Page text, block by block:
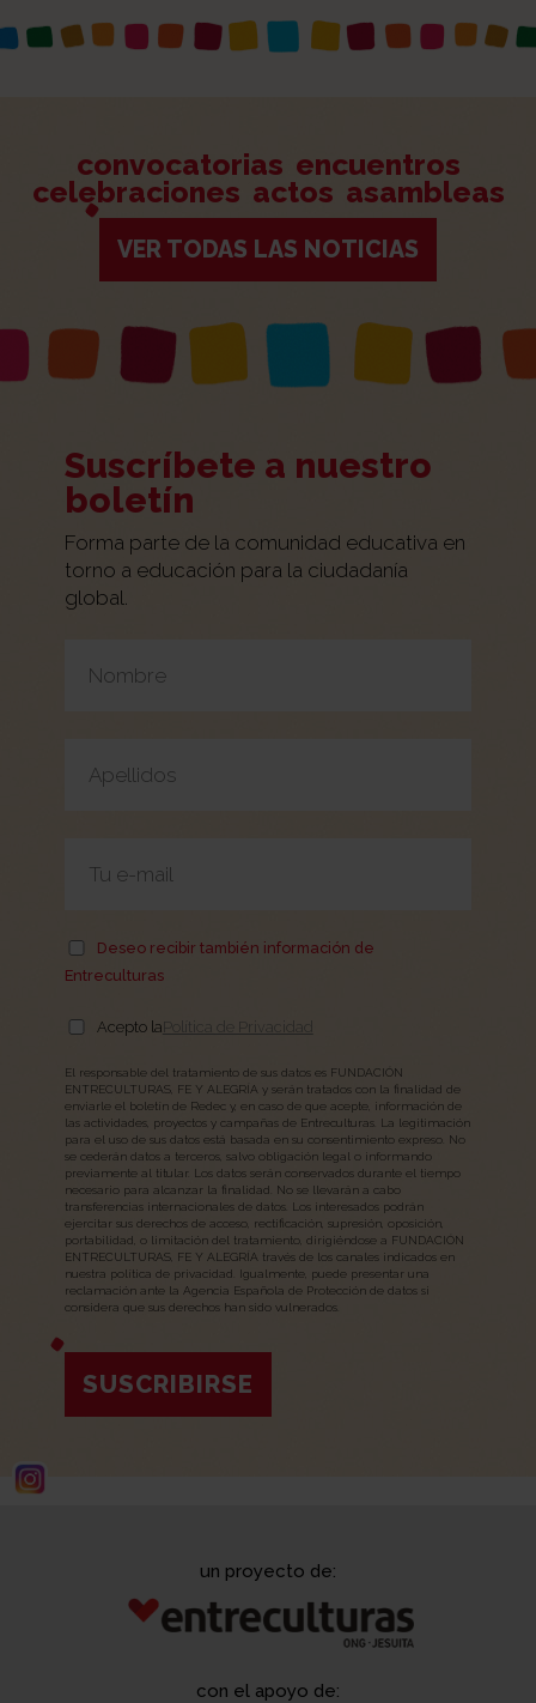
convocatorias encuentros
celebraciones actos asambleas
VER TODAS LAS NOTICIAS
Suscríbete a nuestro
boletín
Forma parte de la comunidad educativa en
torno a educación para la ciudadanía
global.
Deseo recibir también información de
Entreculturas
Acepto laPolítica de Privacidad
El responsable del tratamiento de sus datos es FUNDACIÓN
ENTRECULTURAS, FE Y ALEGRÍA y serán tratados con la finalidad de
enviarle el boletín de Redec y, en caso de que acepte, información de
las actividades, proyectos y campañas de Entreculturas. La legitimación
para el uso de sus datos está basada en su consentimiento expreso. No
se cederán datos a terceros, salvo obligación legal o informando
previamente al titular. Los datos serán conservados durante el tiempo
necesario para alcanzar la finalidad. No se llevarán a cabo
transferencias internacionales de datos. Los interesados podrán
ejercitar sus derechos de acceso, rectificación, supresión, oposición,
portabilidad, o limitación del tratamiento, dirigiéndose a FUNDACIÓN
ENTRECULTURAS, FE Y ALEGRÍA través de los canales indicados en
nuestra política de privacidad. Igualmente, puede presentar una
reclamación ante la Agencia Española de Protección de datos si
considera que sus derechos han sido vulnerados.
SUSCRIBIRSE
un proyecto de:
con el apoyo de: